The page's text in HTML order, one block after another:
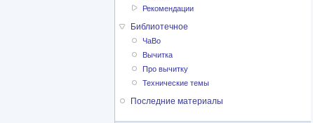
Рекомендации
Библиотечное
ЧаВо
Вычитка
Про вычитку
Технические темы
Последние материалы